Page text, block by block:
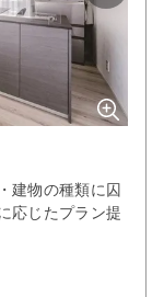
建物の種類に囚
応じたプラン提